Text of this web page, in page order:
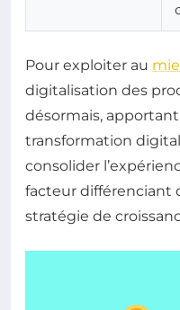
Pour exploiter au
digitalisation des
désormais,
transformation
consolider
facteur différenciant
stratégie de